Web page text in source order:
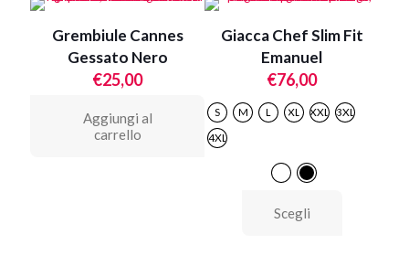
Grembiule Cannes
Gessato Nero
€25,00
Aggiungi al
carrello
Giacca Chef Slim Fit
Emanuel
€76,00
S M L XL XXL 3XL
4XL
Scegli